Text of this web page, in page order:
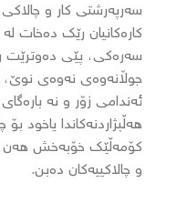
سەرپەرشتی کار و
کارەکانیان رێک دەخات
سەرەکی، پێی دەوترێت
جوڵانەوەی نەوەی نوێ،
ئەندامی زۆر و نە
هەڵبژاردنەکاندا یاخود
کۆمەڵێک خۆبەخش هەن
و چالاکییەکان دەبن.